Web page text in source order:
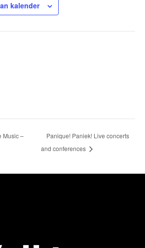
kalender
Music –
Panique! Paniek! Live concerts
and conferences